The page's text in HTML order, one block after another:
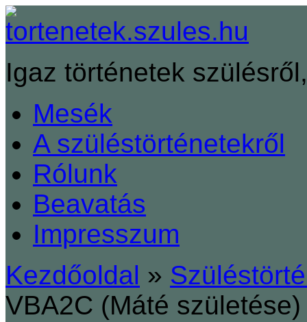
Igaz történetek
Mesék
A szüléstörténetekről
Rólunk
Beavatás
Impresszum
Kezdőoldal »
VBA2C (Máté születése)